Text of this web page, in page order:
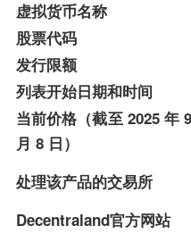
虚拟货币名称
股票代码
发行限额
列表开始日期和时间
当前价格（截至 2025 年 9
月 8 日）
处理该产品的交易所
Decentraland官方网站